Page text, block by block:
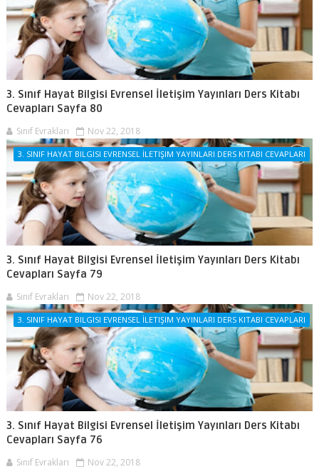
3. Sınıf Hayat Bilgisi Evrensel İletişim Yayınları Ders Kitabı
Cevapları Sayfa 80
Sınıf Evrakları Nov 22, 2018
3. SINIF HAYAT BILGISI EVRENSEL İLETIŞIM YAYINLARI DERS KITABI CEVAPLARI
3. Sınıf Hayat Bilgisi Evrensel İletişim Yayınları Ders Kitabı
Cevapları Sayfa 79
Sınıf Evrakları Nov 22, 2018
3. SINIF HAYAT BILGISI EVRENSEL İLETIŞIM YAYINLARI DERS KITABI CEVAPLARI
3. Sınıf Hayat Bilgisi Evrensel İletişim Yayınları Ders Kitabı
Cevapları Sayfa 76
Sınıf Evrakları Nov 22, 2018